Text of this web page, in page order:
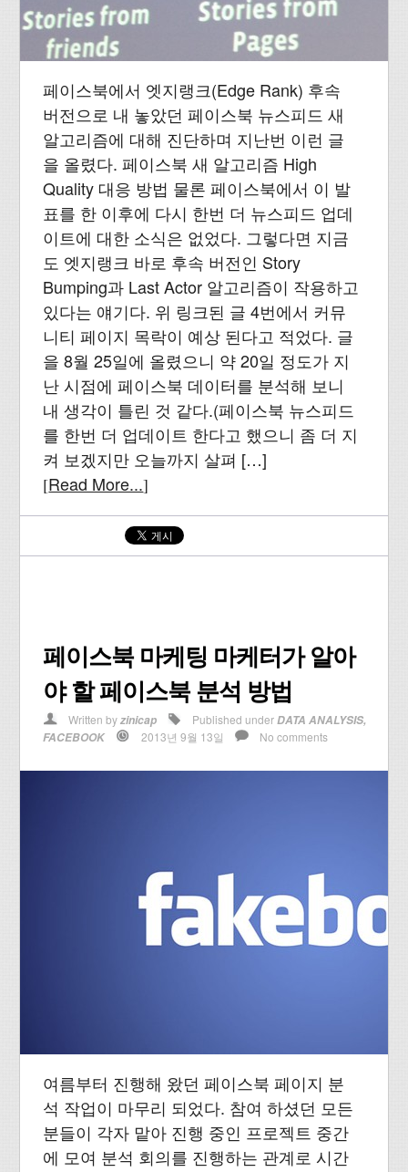
페이스북에서 엣지랭크(Edge Rank) 후속
버전으로 내 놓았던 페이스북 뉴스피드 새
알고리즘에 대해 진단하며 지난번 이런 글
을 올렸다. 페이스북 새 알고리즘 High
Quality 대응 방법 물론 페이스북에서 이 발
표를 한 이후에 다시 한번 더 뉴스피드 업데
이트에 대한 소식은 없었다. 그렇다면 지금
도 엣지랭크 바로 후속 버전인 Story
Bumping과 Last Actor 알고리즘이 작용하고
있다는 얘기다. 위 링크된 글 4번에서 커뮤
니티 페이지 목락이 예상 된다고 적었다. 글
을 8월 25일에 올렸으니 약 20일 정도가 지
난 시점에 페이스북 데이터를 분석해 보니
내 생각이 틀린 것 같다.(페이스북 뉴스피드
를 한번 더 업데이트 한다고 했으니 좀 더 지
켜 보겠지만 오늘까지 살펴 […]
[Read More...]
페이스북 마케팅 마케터가 알아
야 할 페이스북 분석 방법
Written byzinicap Published under DATA ANALYSIS,
FACEBOOK
2013년 9월 13일 No comments
여름부터 진행해 왔던 페이스북 페이지 분
석 작업이 마무리 되었다. 참여 하셨던 모든
분들이 각자 맡아 진행 중인 프로젝트 중간
에 모여 분석 회의를 진행하는 관계로 시간